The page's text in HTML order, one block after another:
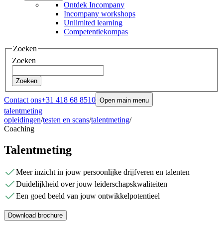
Ontdek Incompany
Incompany workshops
Unlimited learning
Competentiekompas
Zoeken
Zoeken
Zoeken
Contact ons+31 418 68 8510 Open main menu
talentmeting
opleidingen/testen en scans/talentmeting/
Coaching
Talentmeting
Meer inzicht in jouw persoonlijke drijfveren en talenten
Duidelijkheid over jouw leiderschapskwaliteiten
Een goed beeld van jouw ontwikkelpotentieel
Download brochure